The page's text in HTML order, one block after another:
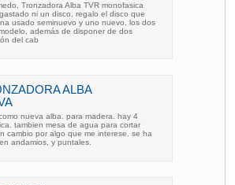
Tronzadora Alba TVR monofasica
ni un disco, regalo el disco que
usado seminuevo y uno nuevo, los dos
además de disponer de dos
del cab
ALBA
nueva alba. para madera. hay 4
tambien mesa de agua para cortar
cambio por algo que me interese. se ha
andamios, y puntales.